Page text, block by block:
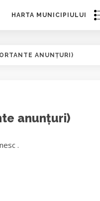
HARTA MUNICIPIULUI
ANUNȚURI)
anunțuri)
.